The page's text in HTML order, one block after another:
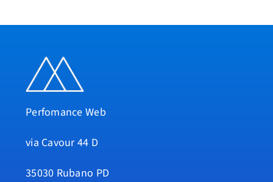
Perfomance Web
via Cavour 44 D
35030 Rubano PD